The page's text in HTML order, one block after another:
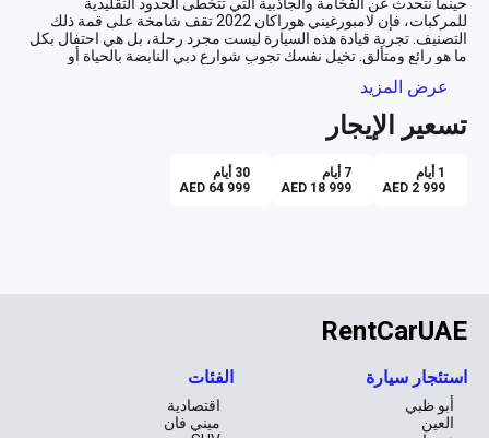
تجربة قيادة لا تُنسى
عرض المزيد
تسعير الإيجار
1 أيام
AED 2 999
7 أيام
AED 18 999
30 أيام
AED 64 999
RentCarUAE
استئجار سيارة
أبو ظبي
العين
الفئات
اقتصادية
ميني فان